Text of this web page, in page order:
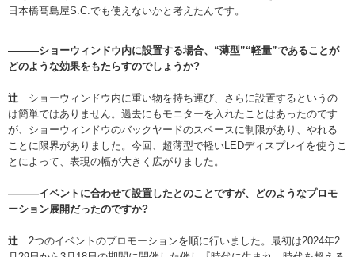
日本橋髙島屋S.C.でも使えないかと考えたんです。
———ショーウィンドウ内に設置する場合、“薄型”“軽量”であることが
どのような効果をもたらすのでしょうか?
辻 ショーウィンドウ内に重い物を持ち運び、さらに設置するというの
は簡単ではありません。過去にもモニターを入れたことはあったのです
が、ショーウィンドウのバックヤードのスペースに制限があり、やれる
ことに限界がありました。今回、超薄型で軽いLEDディスプレイを使うこ
とによって、表現の幅が大きく広がりました。
———イベントに合わせて設置したとのことですが、どのようなプロモ
ーション展開だったのですか?
辻 2つのイベントのプロモーションを順に行いました。最初は2024年2